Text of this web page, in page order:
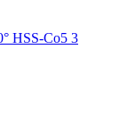
HSS-Co5 3